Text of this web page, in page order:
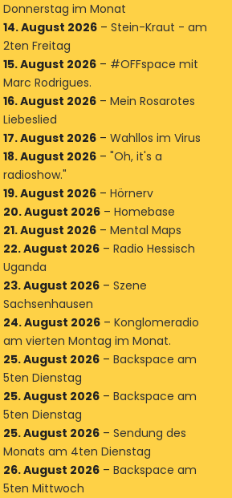
Donnerstag im Monat
14. August 2026– Stein-Kraut - am
2ten Freitag
15. August 2026– #OFFspace mit
Marc Rodrigues.
16. August 2026– Mein Rosarotes
Liebeslied
17. August 2026– Wahllos im Virus
18. August 2026– "Oh, it's a
radioshow."
19. August 2026– Hörnerv
20. August 2026– Homebase
21. August 2026– Mental Maps
22. August 2026– Radio Hessisch
Uganda
23. August 2026– Szene
Sachsenhausen
24. August 2026– Konglomeradio
am vierten Montag im Monat.
25. August 2026– Backspace am
5ten Dienstag
25. August 2026– Backspace am
5ten Dienstag
25. August 2026– Sendung des
Monats am 4ten Dienstag
26. August 2026– Backspace am
5ten Mittwoch